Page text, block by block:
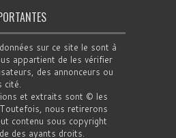
sur ce site le sont à
appartient de les vérifier
des annonceurs ou
cité.
et extraits sont © les
nous retirerons
contenu sous copyright
des ayants droits.